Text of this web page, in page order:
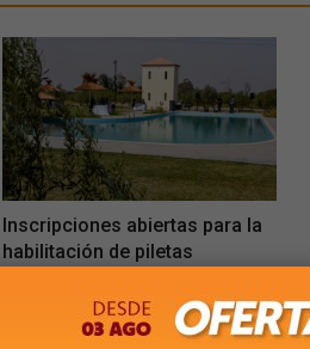
Inscripciones abiertas para la
habilitación de piletas